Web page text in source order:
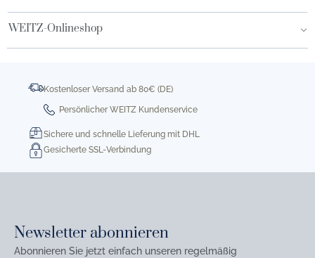
WEITZ-Onlineshop
Kostenloser Versand ab 80€ (DE)
Persönlicher WEITZ Kundenservice
Sichere und schnelle Lieferung mit DHL
Gesicherte SSL-Verbindung
Newsletter abonnieren
Abonnieren Sie jetzt einfach unseren regelmäßig